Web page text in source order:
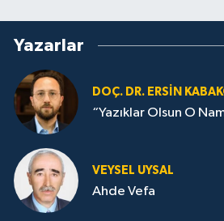
Yazarlar
DOÇ. DR. ERSIN
“Yazıklar Olsun O
VEYSEL UYSAL
Ahde Vefa